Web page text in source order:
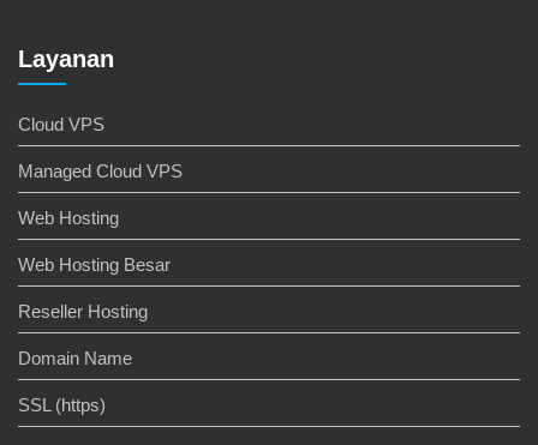
Layanan
Cloud VPS
Managed Cloud VPS
Web Hosting
Web Hosting Besar
Reseller Hosting
Domain Name
SSL (https)